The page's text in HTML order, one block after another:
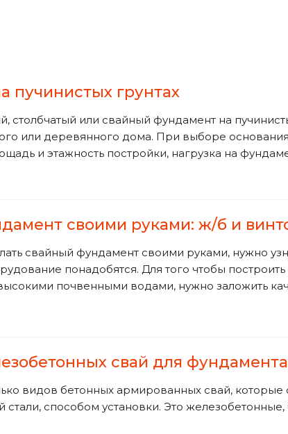
пучинистых грунтах
столбчатый или свайный фундамент на
или деревянного дома. При выборе
и этажность постройки, нагрузка на
своими руками: ж/б и
свайный фундамент своими руками, нужно
понадобятся. Для того чтобы
почвенными водами, нужно заложить
свай для фундамента
видов бетонных армированных свай, которые
стали, способом установки. Это